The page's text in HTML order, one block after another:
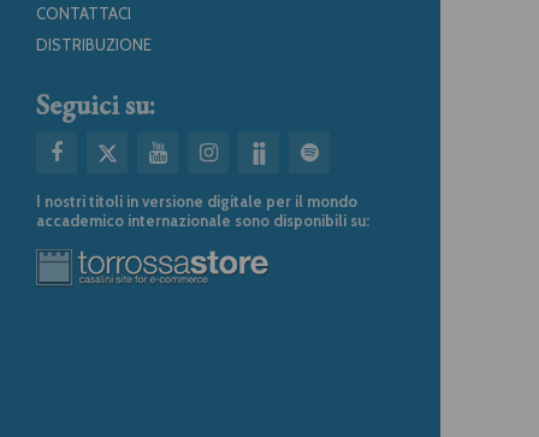
CONTATTACI
DISTRIBUZIONE
Seguici su:
I nostri titoli in versione digitale per il mondo
accademico internazionale sono disponibili su: